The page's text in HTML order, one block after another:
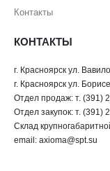
Контакты
КОНТАКТЫ
г. Красноярск ул.
г. Красноярск ул.
Отдел продаж: т. (391)
Отдел закупок: т. (391)
Склад
email: axioma@spt.su